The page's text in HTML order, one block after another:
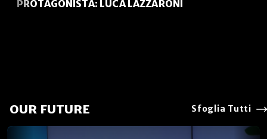
PROTAGONISTA: LUCA LAZZARONI
OUR FUTURE Sfoglia Tutti